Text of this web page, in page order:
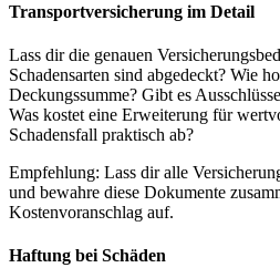
Transportversicherung im Detail
Lass dir die genauen
Schadensarten sind abgedeckt? Wie
Deckungssumme? Gibt es
Was kostet eine Erweiterung für
Schadensfall praktisch ab?
Empfehlung: Lass dir alle
und bewahre diese Dokumente
Kostenvoranschlag auf.
Haftung bei Schäden